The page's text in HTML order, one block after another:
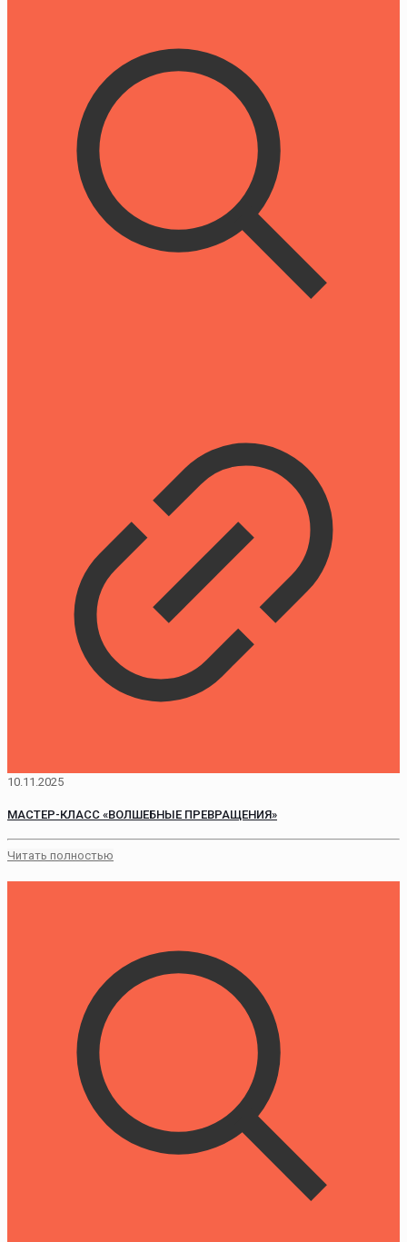
10.11.2025
МАСТЕР-КЛАСС «ВОЛШЕБНЫЕ ПРЕВРАЩЕНИЯ»
Читать полностью